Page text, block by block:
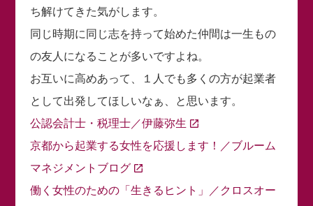
ち解けてきた気がします。
同じ時期に同じ志を持って始めた仲間は一生もの
の友人になることが多いですよね。
お互いに高めあって、１人でも多くの方が起業者
として出発してほしいなぁ、と思います。
公認会計士・税理士／伊藤弥生
京都から起業する女性を応援します！／ブルーム
マネジメントブログ
働く女性のための「生きるヒント」／クロスオー